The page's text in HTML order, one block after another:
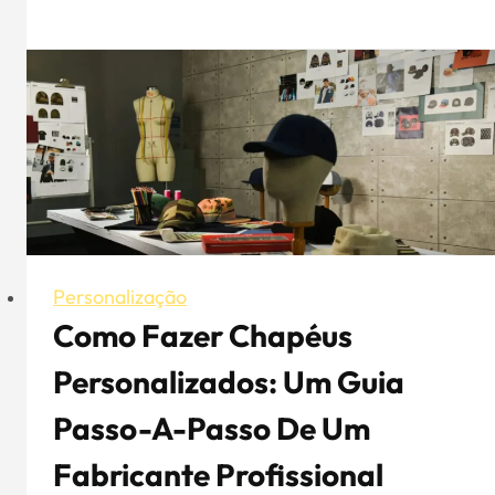
basebol
de
marca
da
Streeter
Personalização
Como Fazer Chapéus
Personalizados: Um Guia
Passo-A-Passo De Um
Fabricante Profissional